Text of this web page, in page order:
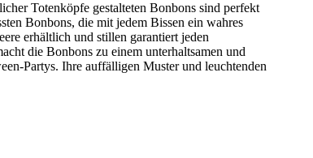
Totenköpfe gestalteten Bonbons sind perfekt
Bonbons, die mit jedem Bissen ein wahres
erhältlich und stillen garantiert jeden
die Bonbons zu einem unterhaltsamen und
Partys. Ihre auffälligen Muster und leuchtenden